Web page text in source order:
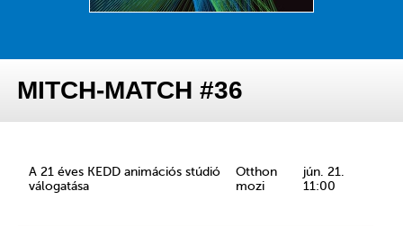
MITCH-MATCH #36
A 21 éves KEDD animációs stúdió
válogatása
Otthon
mozi
jún. 21.
11:00